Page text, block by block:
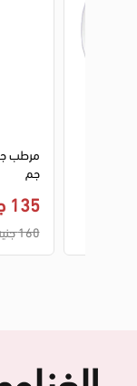
جم
135 جنيه
160 جنيه